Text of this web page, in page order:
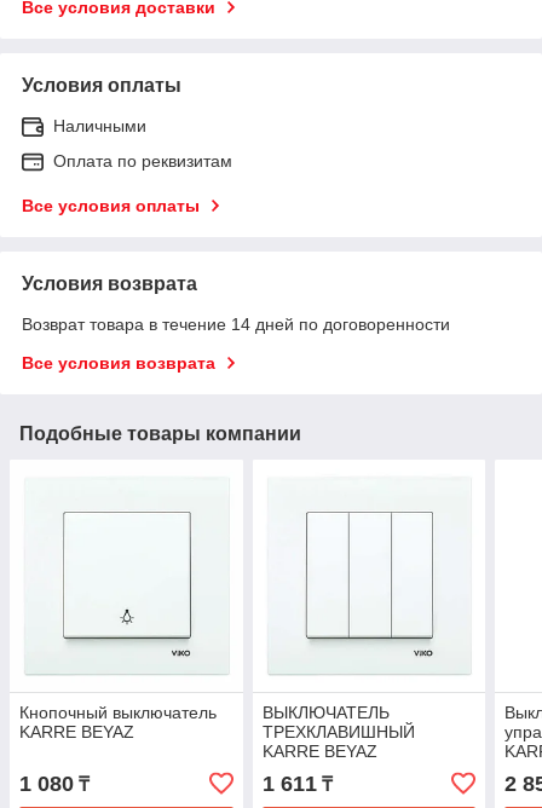
Все условия доставки
Условия оплаты
Наличными
Оплата по реквизитам
Все условия оплаты
Условия возврата
Возврат товара в течение 14 дней по договоренности
Все условия возврата
Подобные товары компании
Кнопочный выключатель
KARRE BEYAZ
1 080 ₸
ВЫКЛЮЧАТЕЛЬ
ТРЕХКЛАВИШНЫЙ
KARRE BEYAZ
1 611₸ 2